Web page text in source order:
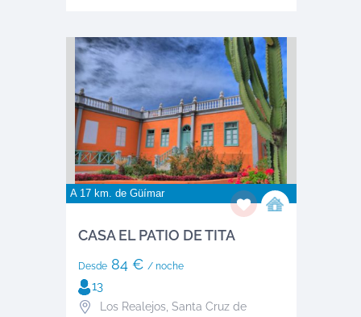
A 17 km. de Güímar
CASA EL PATIO DE TITA
Desde84 € / noche
13
Los Realejos, Santa Cruz de